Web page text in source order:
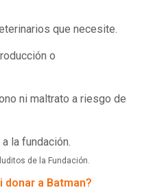
que necesite.
o
ni maltrato a riesgo de
la fundación.
de la Fundación.
donar a Batman?